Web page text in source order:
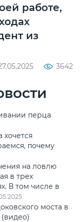
работе,
из
3642
перца
хочется
почему
на ловлю
в трех
В том числе в
моста в